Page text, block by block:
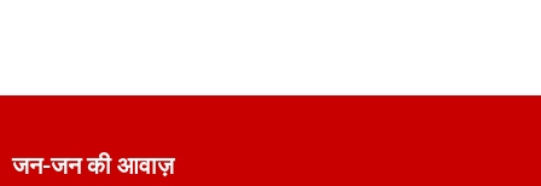
जन-जन की आवाज़